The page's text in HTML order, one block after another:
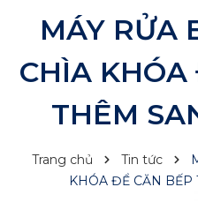
MÁY RỬA
CHÌA
THÊM
Trang chủ Tin tức
KHÓA ĐỂ CĂN BẾP